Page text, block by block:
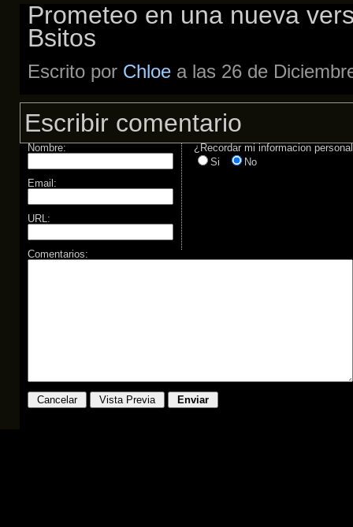
Prometeo en una nueva
Bsitos
Escrito por Chloe a las 26 de
Escribir comentario
Nombre:
Email:
URL:
¿Recordar mi informacion
Si
No
Comentarios: